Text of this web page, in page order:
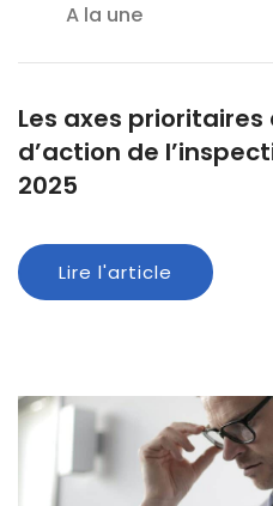
A la une
Les axes
d’action de
2025
Lire l'article